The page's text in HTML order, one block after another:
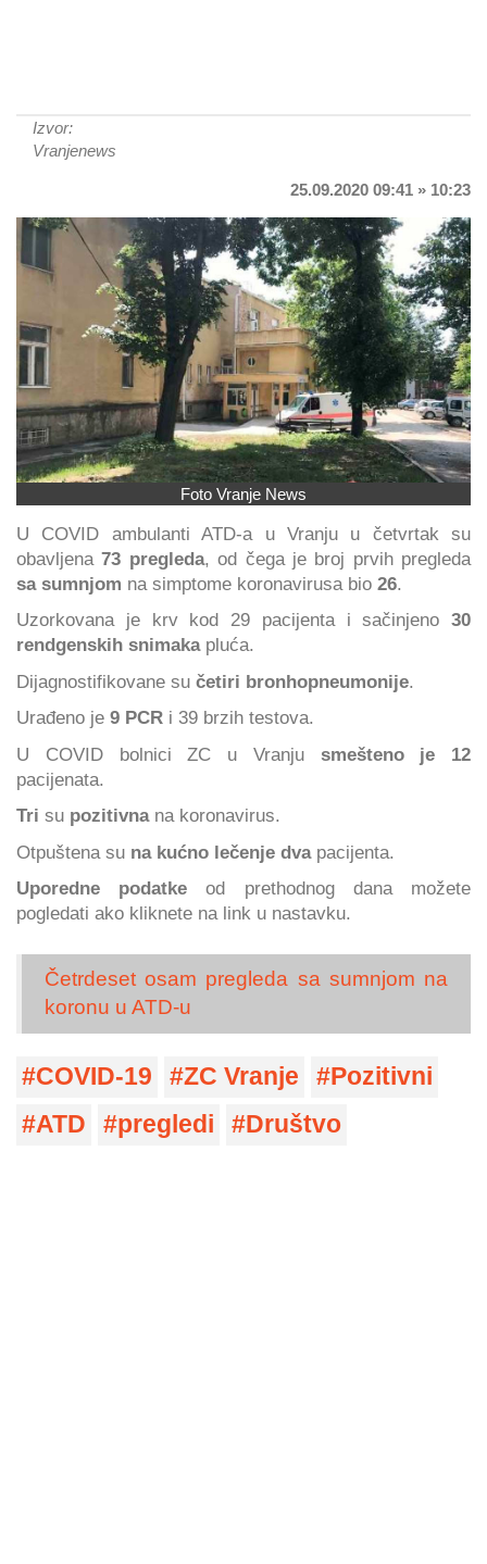
Izvor:
Vranjenews
25.09.2020 09:41 » 10:23
Foto Vranje News
U COVID ambulanti ATD-a u Vranju u četvrtak su
obavljena73 pregleda, od čega je broj prvih pregleda
sa sumnjom na simptome koronavirusa bio 26.
Uzorkovana je krv kod 29 pacijenta i sačinjeno 30
rendgenskih snimakapluća.
Dijagnostifikovane su četiri bronhopneumonije.
Urađeno je 9 PCR i 39 brzih testova.
U COVID bolnici ZC u Vranju smešteno je 12
pacijenata.
Tri su pozitivnana koronavirus.
Otpuštena su na kućno lečenje dvapacijenta.
Uporedne podatke od prethodnog dana možete
pogledati ako kliknete na link u nastavku.
Četrdeset osam pregleda sa sumnjom na
koronu u ATD-u
COVID-19 ZC Vranje
Pozitivni
ATD
pregledi Društvo